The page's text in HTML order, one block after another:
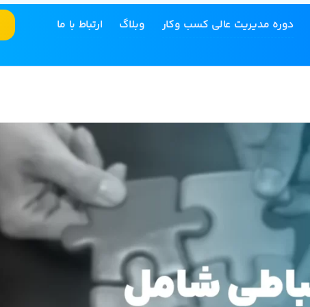
دوره مدیریت عالی کسب وکار وبلاگ ارتباط با ما